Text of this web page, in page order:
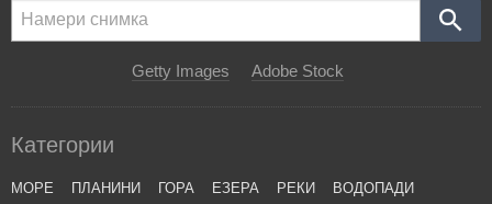
Getty Images Adobe Stock
Категории
МОРЕ ПЛАНИНИ ГОРА ЕЗЕРА РЕКИ ВОДОПАДИ